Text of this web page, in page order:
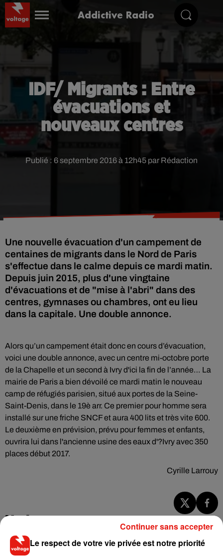
Addictive Radio
IDF/ Migrants : Entre
évacuations et
nouveaux centres
Publié : 6 septembre 2016 à 12h45 par Rédaction
Une nouvelle évacuation d'un campement de
centaines de migrants dans le Nord de Paris
s'effectue dans le calme depuis ce mardi matin.
Depuis juin 2015, plus d'une vingtaine
d'évacuations et de "mise à l'abri" dans des
centres, gymnases ou chambres, ont eu lieu
dans la capitale. Une double annonce.
Alors qu’un campement était donc en cours d’évacuation,
voici une double annonce, avec un centre mi-octobre porte
de la Chapelle et un second à Ivry d'ici la fin de l’année… La
mairie de Paris a bien dévoilé ce mardi matin le nouveau
camp de réfugiés parisien, situé aux portes de la Seine-
Saint-Denis, dans le 19è arr. Ce premier pour homme sera
installé sur une friche SNCF et aura 400 lits et très vite 600.
Le deuxième en prévision, prévu pour femmes et enfants,
ouvrira lui dans l'ancienne usine des eaux d'?Ivry avec 350
places début 2017.
Cyrille Larrouy
Musique
Le respect de votre vie privée est notre priorité
Continuer sans accepter